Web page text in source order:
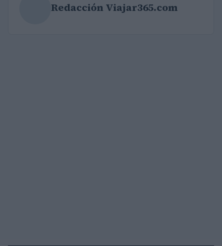
Redacción Viajar365.com